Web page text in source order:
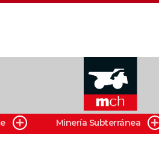
Minería Subterránea